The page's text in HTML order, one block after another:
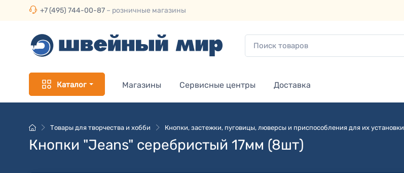
+7 (495) 744-00-87 – розничные магазины
Каталог Магазины Сервисные центры Доставка
Товары для творчества и хобби Кнопки, застежки, пуговицы, люверсы и приспособления для их установки
Кнопки "Jeans" серебристый 17мм (8шт)